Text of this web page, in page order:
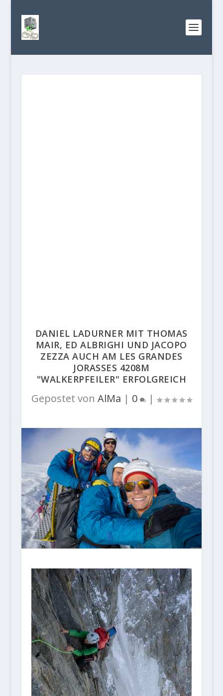
DANIEL LADURNER MIT THOMAS
MAIR, ED ALBRIGHI UND JACOPO
ZEZZA AUCH AM LES GRANDES
JORASSES 4208M
"WALKERPFEILER" ERFOLGREICH
Gepostet von AlMa | 0 |